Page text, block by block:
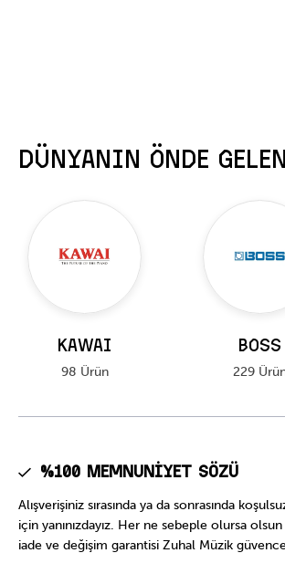
DÜNYANIN ÖNDE
KAWAI
98 Ürün
BOSS
229
%100 Memnuniyet Sözü
Alışverişiniz sırasında ya da sonrasında
için yanınızdayız. Her ne sebeple olursa
iade ve değişim garantisi Zuhal Müzik